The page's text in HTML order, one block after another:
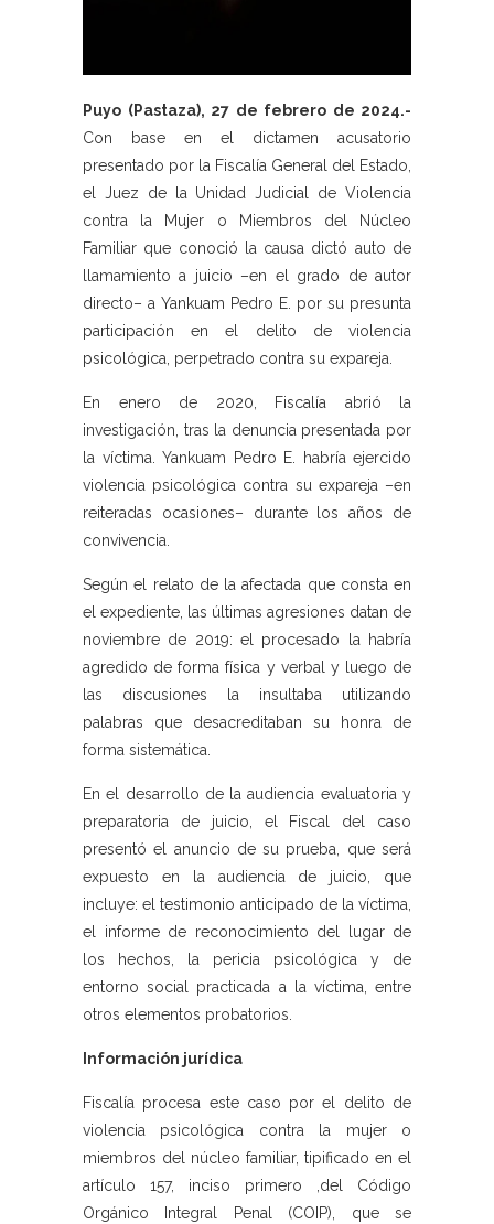
Puyo (Pastaza), 27 de febrero de 2024.-
Con base en el dictamen acusatorio
presentado por la Fiscalía General del Estado,
el Juez de la Unidad Judicial de Violencia
contra la Mujer o Miembros del Núcleo
Familiar que conoció la causa dictó auto de
llamamiento a juicio –en el grado de autor
directo– a Yankuam Pedro E. por su presunta
participación en el delito de violencia
psicológica, perpetrado contra su expareja.
En enero de 2020, Fiscalía abrió la
investigación, tras la denuncia presentada por
la víctima. Yankuam Pedro E. habría ejercido
violencia psicológica contra su expareja –en
reiteradas ocasiones– durante los años de
convivencia.
Según el relato de la afectada que consta en
el expediente, las últimas agresiones datan de
noviembre de 2019: el procesado la habría
agredido de forma física y verbal y luego de
las discusiones la insultaba utilizando
palabras que desacreditaban su honra de
forma sistemática.
En el desarrollo de la audiencia evaluatoria y
preparatoria de juicio, el Fiscal del caso
presentó el anuncio de su prueba, que será
expuesto en la audiencia de juicio, que
incluye: el testimonio anticipado de la víctima,
el informe de reconocimiento del lugar de
los hechos, la pericia psicológica y de
entorno social practicada a la víctima, entre
otros elementos probatorios.
Información jurídica
Fiscalía procesa este caso por el delito de
violencia psicológica contra la mujer o
miembros del núcleo familiar, tipificado en el
artículo 157, inciso primero ,del Código
Orgánico Integral Penal (COIP), que se